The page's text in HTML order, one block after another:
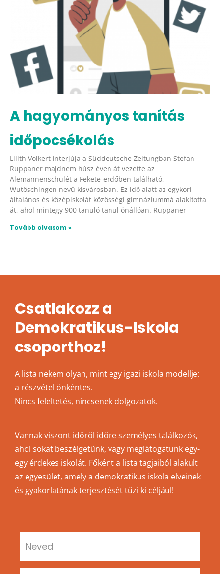
A hagyományos tanítás
időpocsékolás
Lilith Volkert interjúja a Süddeutsche Zeitungban Stefan
Ruppaner majdnem húsz éven át vezette az
Alemannenschulét a Fekete-erdőben található,
Wutöschingen nevű kisvárosban. Ez idő alatt az egykori
általános és középiskolát közösségi gimnáziummá alakította
át, ahol mintegy 900 tanuló tanul önállóan. Ruppaner
Tovább olvasom »
Csatlakozz a
Demokratikus-Iskola
csoporthoz!
A lista nekem olyan, mint egy igazi iskola modellje:
a részvétel önkéntes.
Nincs feleltetés, nincsenek dolgozatok.
Vannak viszont időről időre személyes találkozók,
ahol sokat beszélgetünk, vagy meglátogatunk egy-
egy érdekes iskolát. Főként a lista tagjaiból alakult
az egyesület, amely a demokratikus iskola elveinek
és gyakorlatának terjesztését tűzi ki céljául!